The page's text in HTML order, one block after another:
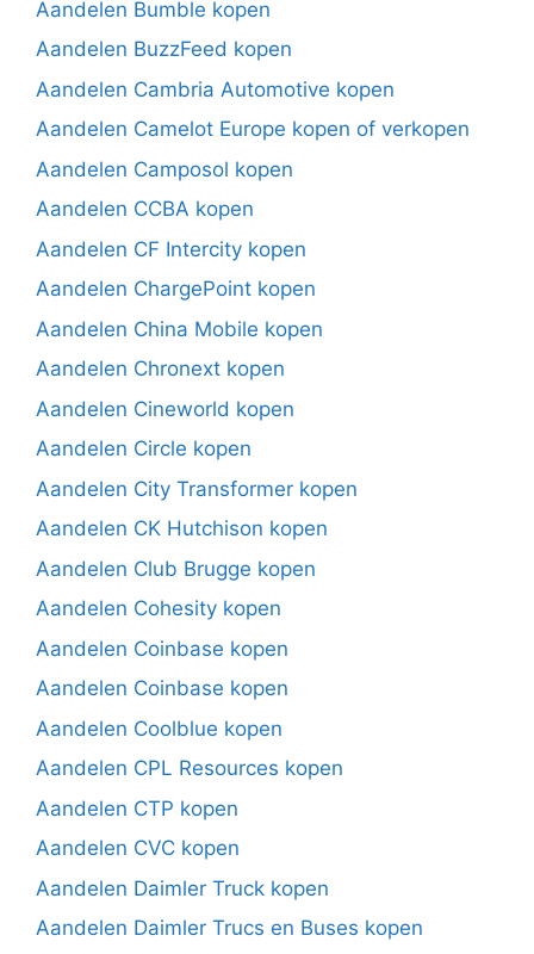
Aandelen Bumble kopen
Aandelen BuzzFeed kopen
Aandelen Cambria Automotive kopen
Aandelen Camelot Europe kopen of verkopen
Aandelen Camposol kopen
Aandelen CCBA kopen
Aandelen CF Intercity kopen
Aandelen ChargePoint kopen
Aandelen China Mobile kopen
Aandelen Chronext kopen
Aandelen Cineworld kopen
Aandelen Circle kopen
Aandelen City Transformer kopen
Aandelen CK Hutchison kopen
Aandelen Club Brugge kopen
Aandelen Cohesity kopen
Aandelen Coinbase kopen
Aandelen Coinbase kopen
Aandelen Coolblue kopen
Aandelen CPL Resources kopen
Aandelen CTP kopen
Aandelen CVC kopen
Aandelen Daimler Truck kopen
Aandelen Daimler Trucs en Buses kopen